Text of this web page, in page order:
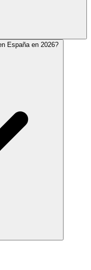
España en 2026?